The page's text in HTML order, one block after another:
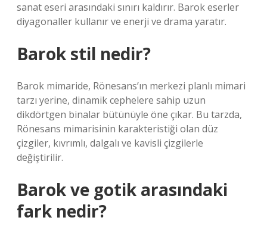
sanat eseri arasındaki sınırı kaldırır. Barok eserler
diyagonaller kullanır ve enerji ve drama yaratır.
Barok stil nedir?
Barok mimaride, Rönesans’ın merkezi planlı mimari
tarzı yerine, dinamik cephelere sahip uzun
dikdörtgen binalar bütünüyle öne çıkar. Bu tarzda,
Rönesans mimarisinin karakteristiği olan düz
çizgiler, kıvrımlı, dalgalı ve kavisli çizgilerle
değiştirilir.
Barok ve gotik arasındaki
fark nedir?